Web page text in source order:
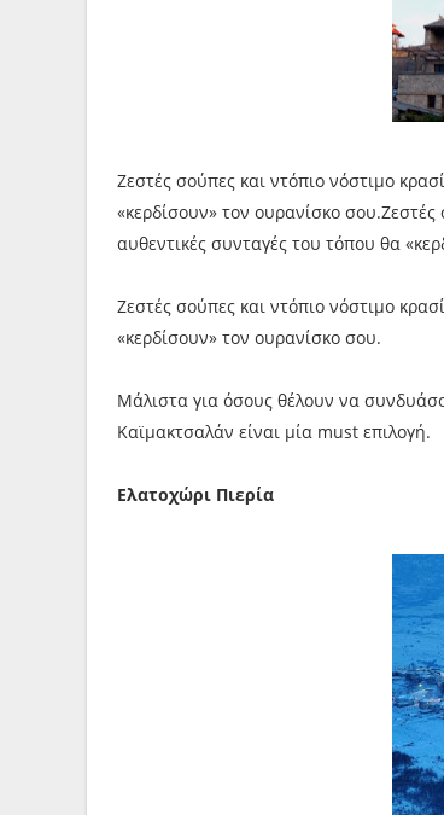
Ζεστές σούπες και ντόπιο νόστιμο
«κερδίσουν» τον ουρανίσκο
αυθεντικές συνταγές του τόπου θα
Ζεστές σούπες και ντόπιο νόστιμο
«κερδίσουν» τον ουρανίσκο σου.
Μάλιστα για όσους θέλουν να
Καϊμακτσαλάν είναι μία must επιλογή.
Ελατοχώρι Πιερία